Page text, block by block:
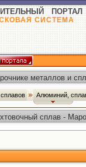
ПОРТАЛ
СИСТЕМА
металлов и
Алюминий,
сплав -